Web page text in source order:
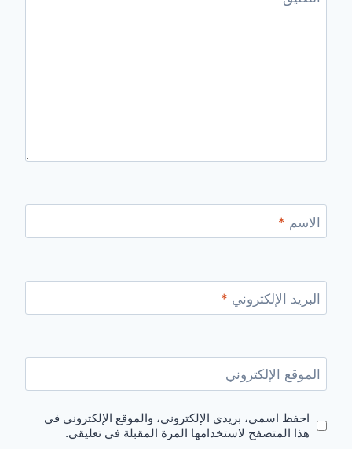
الاسم *
البريد الإلكتروني *
الموقع الإلكتروني
احفظ اسمي، بريدي الإلكتروني، والموقع الإلكتروني في
هذا المتصفح لاستخدامها المرة المقبلة في تعليقي.